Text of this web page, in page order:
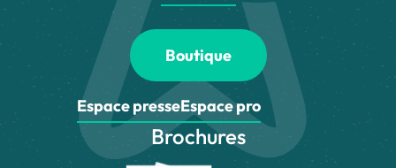
Boutique
Espace presseEspace pro
Brochures